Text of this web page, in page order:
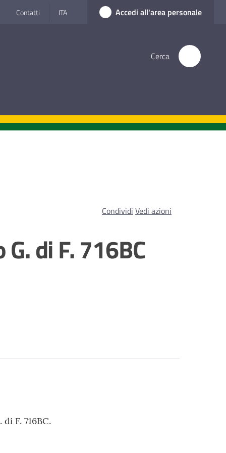
Contatti ITA Accedi all'area personale
Cerca
di F. 716BC
Condividi Vedi azioni
F. 716BC.